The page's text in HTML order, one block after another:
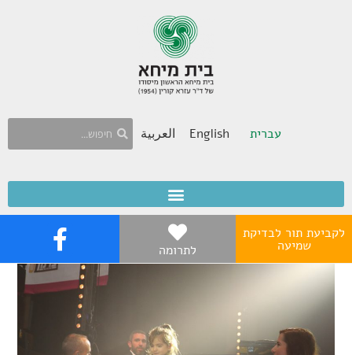
עברית English العربية
לקביעת תור לבדיקת
שמיעה לתרומה